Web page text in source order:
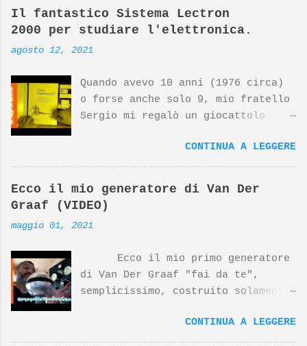
Il fantastico Sistema Lectron
2000 per studiare l'elettronica.
agosto 12, 2021
Quando avevo 10 anni (1976 circa)
o forse anche solo 9, mio fratello
Sergio mi regalò un giocattolo
sistema per studiare l'elettronica
giocando. Nato dalla mente
geniale di Georghe Gregor e dal
design di Dieter Rams (top
designer della Braun) questo
prodotto si è meritato negli anni
prodotto Lectron 2000, insieme ad
altri prodotti Braun disegnati da
Dieter Rams, sono esposti al MoMa
CONTINUA A LEGGERE
Ecco il mio generatore di Van Der
Graaf (VIDEO)
maggio 01, 2021
Ecco il mio primo generatore
di Van Der Graaf "fai da te",
semplicissimo, costruito solamente
per la sfera del collettore
costruita utilizzandodue stampini
CONTINUA A LEGGERE